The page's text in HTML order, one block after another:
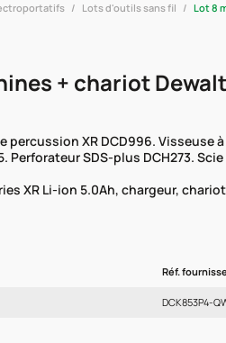
Lots d'outils sans fil Lot 8
+ chariot Dewalt
percussion XR DCD996. Visseuse
Perforateur SDS-plus DCH273. Scie
XR Li-ion 5.0Ah, chargeur,
Réf.
DCK853P4-